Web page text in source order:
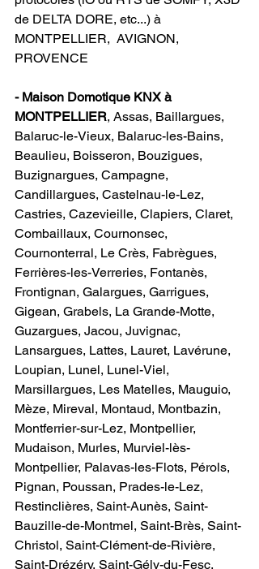
de DELTA DORE, etc...) à
MONTPELLIER,  AVIGNON,
PROVENCE
- Maison Domotique KNX à
MONTPELLIER, Assas, Baillargues,
Balaruc-le-Vieux, Balaruc-les-Bains,
Beaulieu, Boisseron, Bouzigues,
Buzignargues, Campagne,
Candillargues, Castelnau-le-Lez,
Castries, Cazevieille, Clapiers, Claret,
Combaillaux, Cournonsec,
Cournonterral, Le Crès, Fabrègues,
Ferrières-les-Verreries, Fontanès,
Frontignan, Galargues, Garrigues,
Gigean, Grabels, La Grande-Motte,
Guzargues, Jacou, Juvignac,
Lansargues, Lattes, Lauret, Lavérune,
Loupian, Lunel, Lunel-Viel,
Marsillargues, Les Matelles, Mauguio,
Mèze, Mireval, Montaud, Montbazin,
Montferrier-sur-Lez, Montpellier,
Mudaison, Murles, Murviel-lès-
Montpellier, Palavas-les-Flots, Pérols,
Pignan, Poussan, Prades-le-Lez,
Restinclières, Saint-Aunès, Saint-
Bauzille-de-Montmel, Saint-Brès, Saint-
Christol, Saint-Clément-de-Rivière,
Saint-Drézéry, Saint-Gély-du-Fesc,